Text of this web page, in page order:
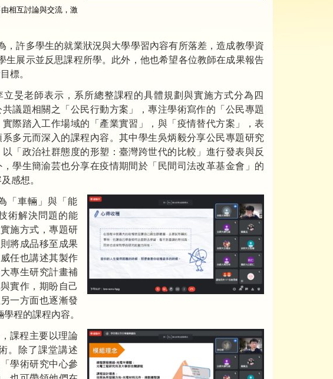
相互討論與交流，激
許多學生的就業狀況與大學學習內容有所落差，造成教學資
展示並反思課程所學。此外，他也希望各位教師在成果報告
標。
立旻老師表示，系所總整課程的具體規劃與實施方式分為四
共議題相關之「公民行動方案」，專注學術寫作的「公民專題
實際踏入工作場域的「產業實習」，與「疫情替代方案」，表
系多元而深入的課程內容。其中學生吳炳毅分享公民專題研究
以「政治社群態度的形塑：臺灣跨世代的比較」進行發表與反
，學生簡渝芸也分享在疫情期間於「民間司法改革基金會」的
感想。
「車輛」與「能
術解決問題的能
施方式，專題研
將成品移至成果
任也講述其製作
專生研究計畫補
實作，期盼自己
一方面也逐漸發
程的課程內容。
課程主要以理論
。除了課堂講述
學術研究中心參